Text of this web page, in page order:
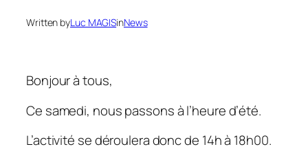
Written byLuc MAGISinNews
Bonjour à tous,
Ce samedi, nous passons à l’heure d’été.
L’activité se déroulera donc de 14h à 18h00.